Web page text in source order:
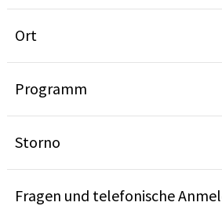
Ort
Programm
Storno
Fragen und telefonische